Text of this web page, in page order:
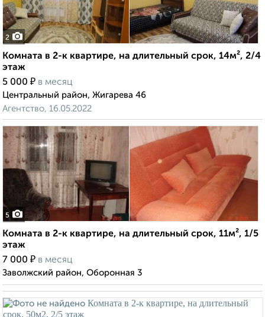
2
Комната в 2-к квартире, на длительный срок, 14м², 2/4
этаж
5 000 ₽ в месяц
Центральный район, Жигарева 46
Агентство, 16.05.2022
5
Комната в 2-к квартире, на длительный срок, 11м², 1/5
этаж
7 000 ₽ в месяц
Заволжский район, Оборонная 3